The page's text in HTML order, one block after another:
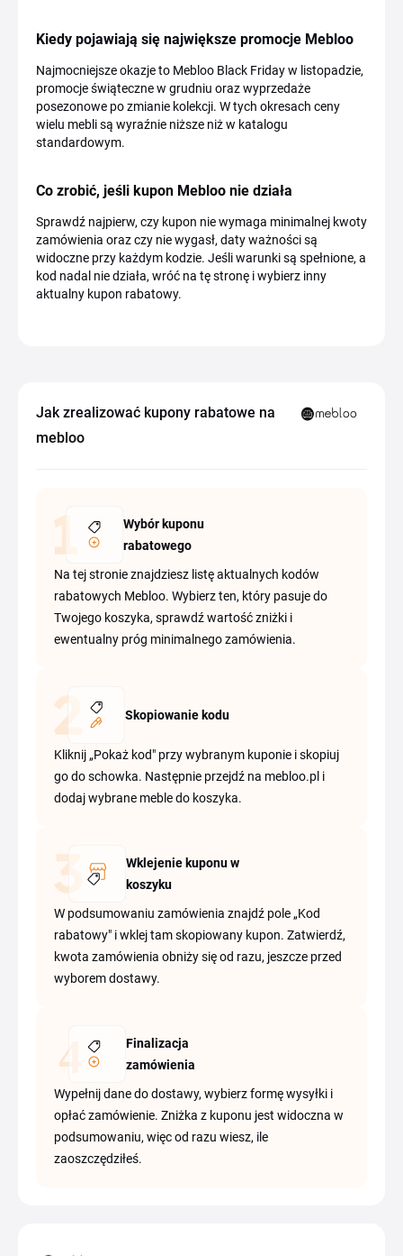
Kiedy pojawiają się największe promocje Mebloo
Najmocniejsze okazje to Mebloo Black Friday w listopadzie,
promocje świąteczne w grudniu oraz wyprzedaże
posezonowe po zmianie kolekcji. W tych okresach ceny
wielu mebli są wyraźnie niższe niż w katalogu
standardowym.
Co zrobić, jeśli kupon Mebloo nie działa
Sprawdź najpierw, czy kupon nie wymaga minimalnej kwoty
zamówienia oraz czy nie wygasł, daty ważności są
widoczne przy każdym kodzie. Jeśli warunki są spełnione, a
kod nadal nie działa, wróć na tę stronę i wybierz inny
aktualny kupon rabatowy.
Jak zrealizować kupony rabatowe na
mebloo
Wybór kuponu
rabatowego
Na tej stronie znajdziesz listę aktualnych kodów
rabatowych Mebloo. Wybierz ten, który pasuje do
Twojego koszyka, sprawdź wartość zniżki i
ewentualny próg minimalnego zamówienia.
Skopiowanie kodu
Kliknij „Pokaż kod" przy wybranym kuponie i skopiuj
go do schowka. Następnie przejdź na mebloo.pl i
dodaj wybrane meble do koszyka.
Wklejenie kuponu w
koszyku
W podsumowaniu zamówienia znajdź pole „Kod
rabatowy" i wklej tam skopiowany kupon. Zatwierdź,
kwota zamówienia obniży się od razu, jeszcze przed
wyborem dostawy.
Finalizacja
zamówienia
Wypełnij dane do dostawy, wybierz formę wysyłki i
opłać zamówienie. Zniżka z kuponu jest widoczna w
podsumowaniu, więc od razu wiesz, ile
zaoszczędziłeś.